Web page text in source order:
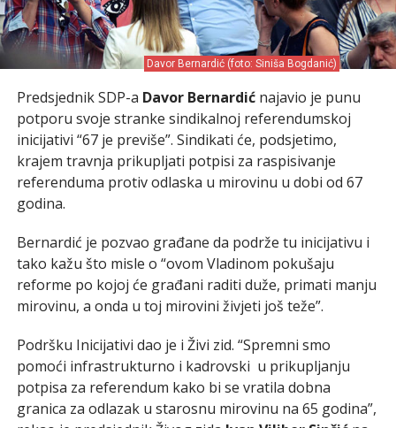
Davor Bernardić (foto: Siniša Bogdanić)
Predsjednik SDP-a Davor Bernardićnajavio je punu
potporu svoje stranke sindikalnoj referendumskoj
inicijativi “67 je previše”. Sindikati će, podsjetimo,
krajem travnja prikupljati potpisi za raspisivanje
referenduma protiv odlaska u mirovinu u dobi od 67
godina.
Bernardić je pozvao građane da podrže tu inicijativu i
tako kažu što misle o “ovom Vladinom pokušaju
reforme po kojoj će građani raditi duže, primati manju
mirovinu, a onda u toj mirovini živjeti još teže”.
Podršku Inicijativi dao je i Živi zid. “Spremni smo
pomoći infrastrukturno i kadrovski u prikupljanju
potpisa za referendum kako bi se vratila dobna
granica za odlazak u starosnu mirovinu na 65 godina”,